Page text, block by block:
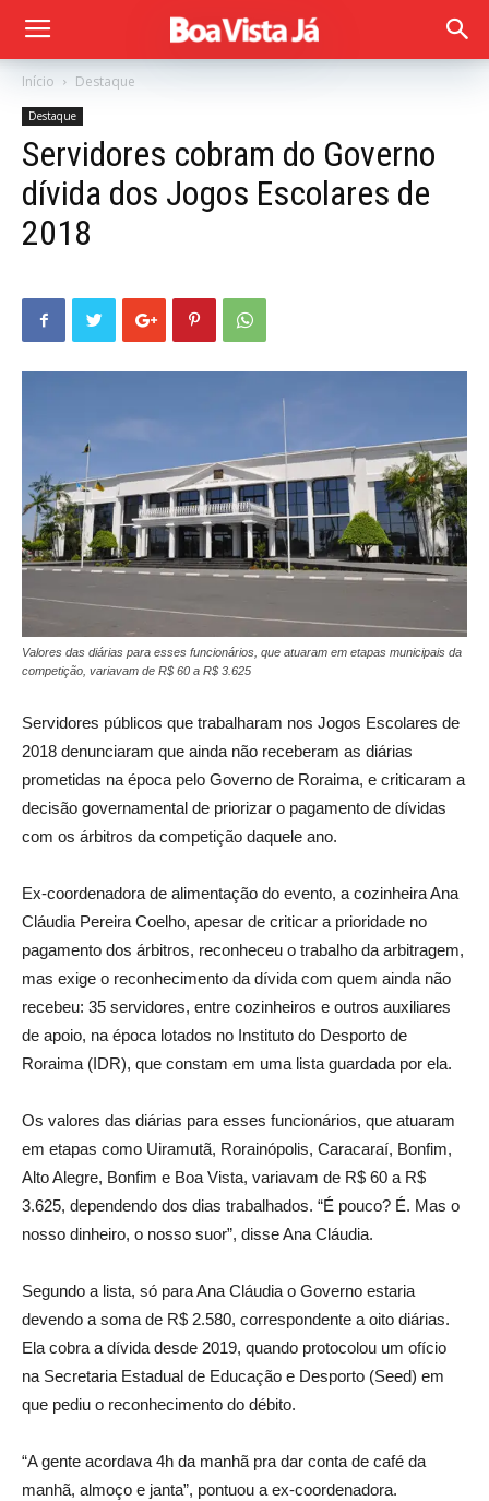
Início Destaque
Destaque
Servidores cobram do Governo
dívida dos Jogos Escolares de
2018
Valores das diárias para esses funcionários, que atuaram em etapas municipais da
competição, variavam de R$ 60 a R$ 3.625
Servidores públicos que trabalharam nos Jogos Escolares de
2018 denunciaram que ainda não receberam as diárias
prometidas na época pelo Governo de Roraima, e criticaram a
decisão governamental de priorizar o pagamento de dívidas
com os árbitros da competição daquele ano.
Ex-coordenadora de alimentação do evento, a cozinheira Ana
Cláudia Pereira Coelho, apesar de criticar a prioridade no
pagamento dos árbitros, reconheceu o trabalho da arbitragem,
mas exige o reconhecimento da dívida com quem ainda não
recebeu: 35 servidores, entre cozinheiros e outros auxiliares
de apoio, na época lotados no Instituto do Desporto de
Roraima (IDR), que constam em uma lista guardada por ela.
Os valores das diárias para esses funcionários, que atuaram
em etapas como Uiramutã, Rorainópolis, Caracaraí, Bonfim,
Alto Alegre, Bonfim e Boa Vista, variavam de R$ 60 a R$
3.625, dependendo dos dias trabalhados. “É pouco? É. Mas o
nosso dinheiro, o nosso suor”, disse Ana Cláudia.
Segundo a lista, só para Ana Cláudia o Governo estaria
devendo a soma de R$ 2.580, correspondente a oito diárias.
Ela cobra a dívida desde 2019, quando protocolou um ofício
na Secretaria Estadual de Educação e Desporto (Seed) em
que pediu o reconhecimento do débito.
“A gente acordava 4h da manhã pra dar conta de café da
manhã, almoço e janta”, pontuou a ex-coordenadora.